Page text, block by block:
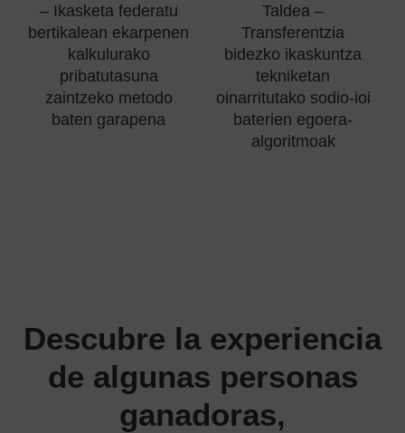
– Ikasketa federatu
bertikalean ekarpenen
kalkulurako
pribatutasuna
zaintzeko metodo
baten garapena
Taldea –
Transferentzia
bidezko ikaskuntza
tekniketan
oinarritutako sodio-ioi
baterien egoera-
algoritmoak
Descubre la experiencia
de algunas personas
ganadoras,